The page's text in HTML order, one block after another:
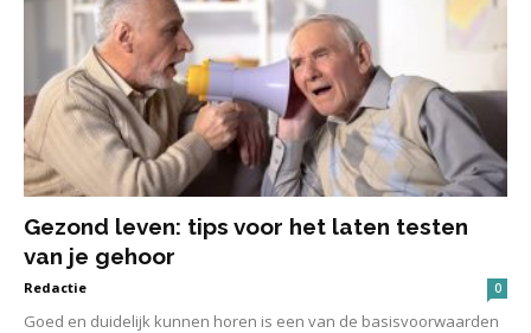
Gezond leven: tips voor het laten testen
van je gehoor
Redactie 0
Goed en duidelijk kunnen horen is een van de basisvoorwaarden